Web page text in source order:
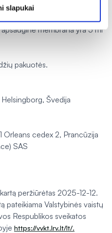
slapukai
tiesiosios žarnos tirpalas.
membrana yra 5 ml
pakuotės.
Švedija
cedex 2, Prancūzija
SAS
peržiūrėtas 2025-12-12.
pateikiama Valstybinės vaistų
Respublikos sveikatos
https://vvkt.lrv.lt/lt/.